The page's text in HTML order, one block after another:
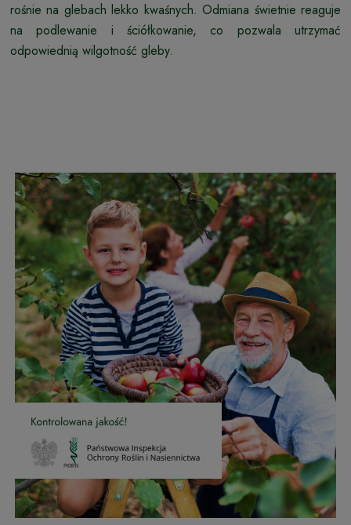
rośnie na glebach lekko kwaśnych. Odmiana świetnie reaguje
na podlewanie i ściółkowanie, co pozwala utrzymać
odpowiednią wilgotność gleby.